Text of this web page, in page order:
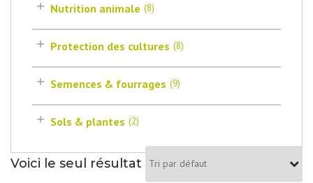
Nutrition animale (8)
Protection des cultures (8)
Semences & fourrages (9)
Sols & plantes (2)
Voici le seul résultat